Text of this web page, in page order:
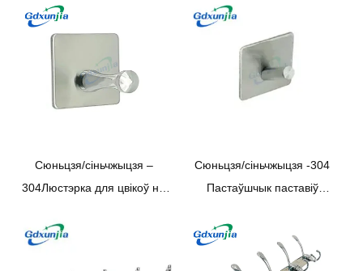
Сюньцзя/сіньчжыцзя –
304Люстэрка для цвікоў на
віскозныя вешалкі з
Сюньцзя/сіньчжыцзя -304
Пастаўшчык паставіў
квадратную віскозу 304
Кручок для паліто з